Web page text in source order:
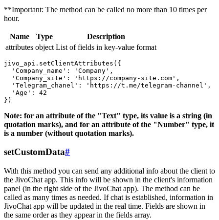
**Important: The method can be called no more than 10 times per
hour.
Name Type
Description
attributes object List of fields in key-value format
jivo_api.setClientAttributes({
  'Company_name': 'Company',
  'Company_site': 'https://company-site.com',
  'Telegram_chanel': 'https://t.me/telegram-channel',
  'Age': 42
Note: for an attribute of the "Text" type, its value is a string (in
quotation marks), and for an attribute of the "Number" type, it
is a number (without quotation marks).
setCustomData#
With this method you can send any additional info about the client to
the JivoChat app. This info will be shown in the client's information
panel (in the right side of the JivoChat app). The method can be
called as many times as needed. If chat is established, information in
JivoChat app will be updated in the real time. Fields are shown in
the same order as they appear in the fields array.